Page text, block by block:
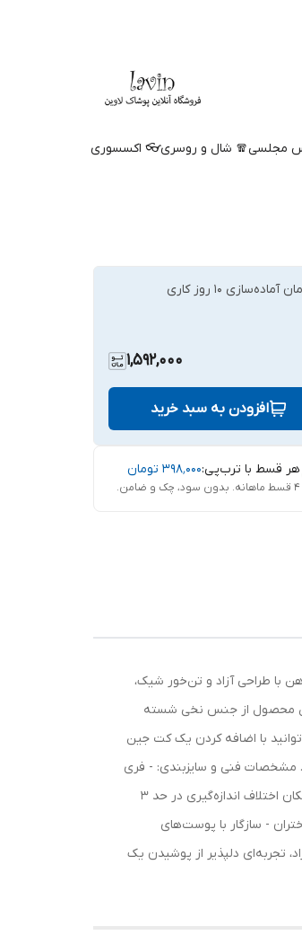
مجلسی🧣 شال و روسری👓 اکسسوری
آماده‌سازی 10 روز کاری
1,592,000
افزودن به سبد خرید
هر قسط با ترب‌پی:۳۹۸٬۰۰۰ تومان
۴ قسط ماهانه. بدون سود، چک و ضامن.
با طراحی آزاد و تن‌خور شیک،
محصول از جنس نخی شسته
با اضافه کردن یک کت جین
مشخصات فنی و سایزبندی: - فری
سایز: مناسب تا سایز 52 - قد پیراهن: حدود 135 سانتی‌متر (با احتمال 2 سانتی‌متر اختلاف) - دور سینه: 135 سانتی‌متر - دور باسن: 140 سانتی‌متر - توجه: امکان اختلاف اندازه‌گیری در حد 3
و دختران - سازگار با پوست‌های
تجربه‌ای دلپذیر از پوشیدن یک